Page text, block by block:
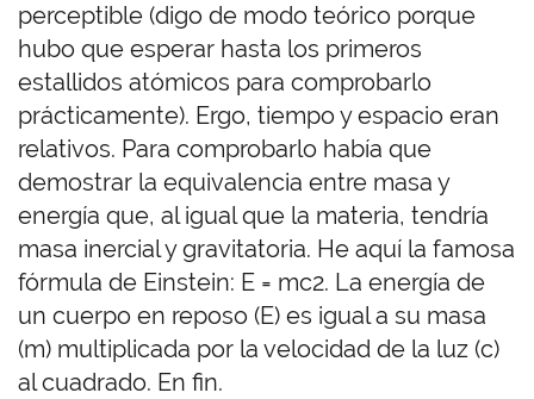
perceptible (digo de modo teórico porque
hubo que esperar hasta los primeros
estallidos atómicos para comprobarlo
prácticamente). Ergo, tiempo y espacio eran
relativos. Para comprobarlo había que
demostrar la equivalencia entre masa y
energía que, al igual que la materia, tendría
masa inercial y gravitatoria. He aquí la famosa
fórmula de Einstein: E = mc2. La energía de
un cuerpo en reposo (E) es igual a su masa
(m) multiplicada por la velocidad de la luz (c)
al cuadrado. En fin.